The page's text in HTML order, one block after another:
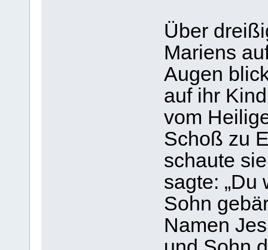
Über
Mari­ens
Augen
auf ihr
vom
Schoß zu
schaute
sagte: „Du
Sohn
Namen